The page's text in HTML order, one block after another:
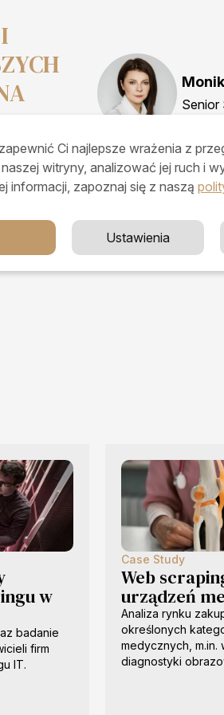
Senior
+48
w
badanie
firm
IT.
Case Study
Web
urządzeń
Analiza rynku
określonych
medycznych, m.in.
diagnostyki
Ci najlepsze wrażenia z
witryny, analizować jej ruch i
informacji, zapoznaj się z naszą
Ustawienia